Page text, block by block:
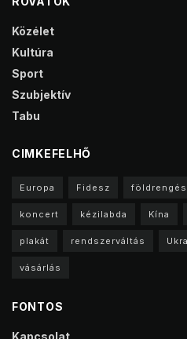
Közélet
Kultúra
Sport
Szubjektív
Tabu
CIMKEFELHŐ
Europa Fidesz földrengés
koncert kézilabda Kína
plakát rendszerváltás
vásárlás
FONTOS
Kapcsolat